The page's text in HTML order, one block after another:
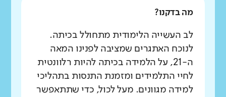
מה בדקנו?
לב העשייה הלימודית מתחולל בכיתה.
לנוכח האתגרים שמציבה לפנינו המאה
ה-21, על הלמידה בכיתה להיות רלוונטית
לחיי התלמידים ומזמנת התנסות בתהליכי
למידה מגוונים. מעל לכול, כדי שתתאפשר